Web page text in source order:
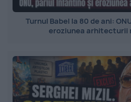
Turnul Babel la 80 de ani:
eroziunea arhitecturii